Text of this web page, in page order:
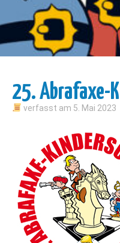
25. Abrafaxe-
verfasst am 5. Mai 2023